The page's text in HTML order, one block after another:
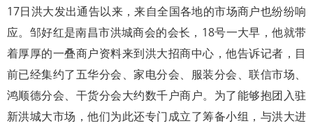
17日洪大发出通告以来，来自全国各地的市场商户也纷纷响
应。邹好红是南昌市洪城商会的会长，18号一大早，他就带
着厚厚的一叠商户资料来到洪大招商中心，他告诉记者，目
前已经集约了五华分会、家电分会、服装分会、联信市场、
鸿顺德分会、干货分会大约数千户商户。为了能够抱团入驻
新洪城大市场，他们为此还专门成立了筹备小组，与洪大进